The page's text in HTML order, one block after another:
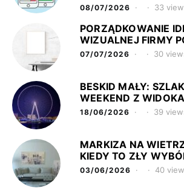
08/07/2026 33
PORZĄDKOWANIE
WIZUALNEJ FIRMY
07/07/2026 30
BESKID MAŁY:
WEEKEND Z
18/06/2026 39
MARKIZA NA
KIEDY TO ZŁY
03/06/2026 40